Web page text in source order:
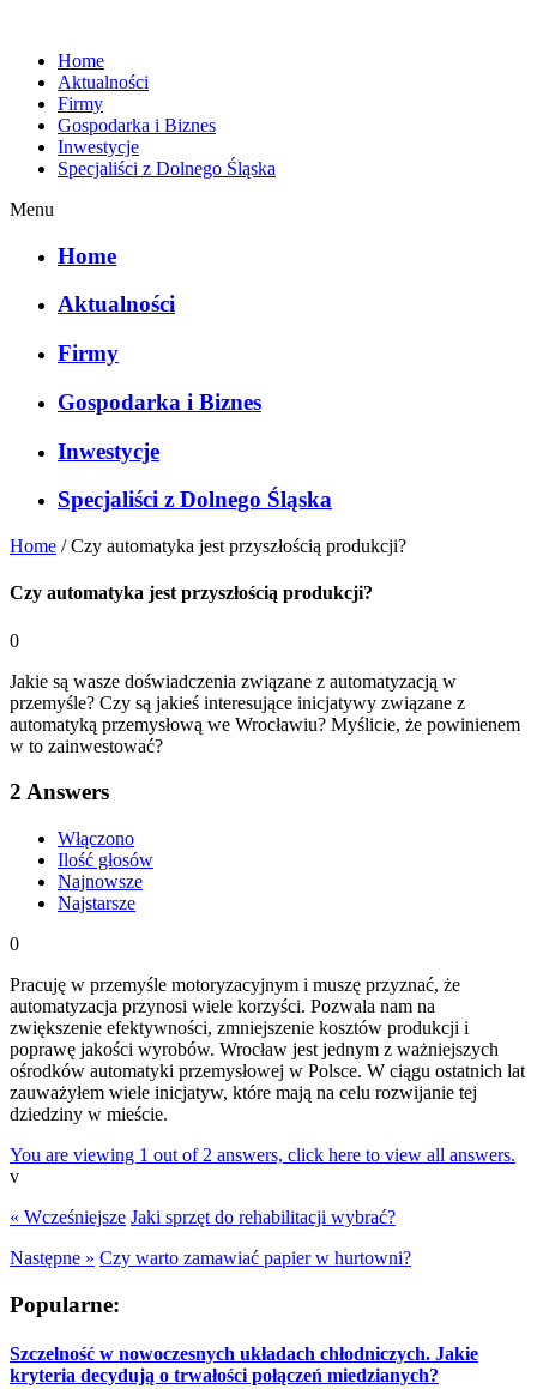
Home
Aktualności
Firmy
Gospodarka i Biznes
Inwestycje
Specjaliści z Dolnego Śląska
Menu
Home
Aktualności
Firmy
Gospodarka i Biznes
Inwestycje
Specjaliści z Dolnego Śląska
Home /Czy automatyka jest przyszłością produkcji?
Czy automatyka jest przyszłością produkcji?
0
Jakie są wasze doświadczenia związane z automatyzacją w
przemyśle? Czy są jakieś interesujące inicjatywy związane z
automatyką przemysłową we Wrocławiu? Myślicie, że powinienem
w to zainwestować?
2 Answers
Włączono
Ilość głosów
Najnowsze
Najstarsze
0
Pracuję w przemyśle motoryzacyjnym i muszę przyznać, że
automatyzacja przynosi wiele korzyści. Pozwala nam na
zwiększenie efektywności, zmniejszenie kosztów produkcji i
poprawę jakości wyrobów. Wrocław jest jednym z ważniejszych
ośrodków automatyki przemysłowej w Polsce. W ciągu ostatnich lat
zauważyłem wiele inicjatyw, które mają na celu rozwijanie tej
dziedziny w mieście.
You are viewing 1 out of 2 answers, click here to view all answers.
v
« Wcześniejsze Jaki sprzęt do rehabilitacji wybrać?
Następne » Czy warto zamawiać papier w hurtowni?
Popularne:
Szczelność w nowoczesnych układach chłodniczych. Jakie
kryteria decydują o trwałości połączeń miedzianych?